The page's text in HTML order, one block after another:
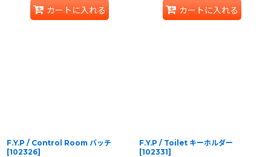
カートに入れる カートに入れる
F.Y.P / Control Room バッチ
[102326]
F.Y.P / Toilet キーホルダー
[102331]